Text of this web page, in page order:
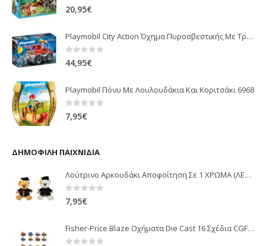
0 out of 5
20,95€
Playmobil City Action Όχημα Πυροσβεστικής Με Τροχαλία Ρυμούλκησης 9466
0 out of 5
44,95€
Playmobil Πόνυ Με Λουλουδάκια Και Κοριτσάκι 6968
0out of 5
7,95€
ΔΗΜΟΦΙΛΉ ΠΑΙΧΝΊΔΙΑ
Λούτρινο Αρκουδάκι Αποφοίτηση Σε 1 ΧΡΩΜΑ (ΛΕΥΚΟ)25Εκ 1850
0out of 5
7,95€
Fisher-Price Blaze Οχήματα Die Cast 16 Σχέδια CGF20